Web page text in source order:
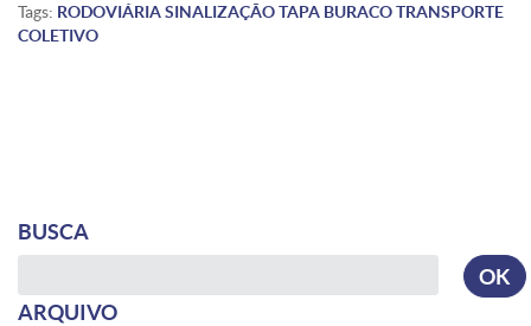
Tags: RODOVIÁRIASINALIZAÇÃOTAPA BURACOTRANSPORTE
COLETIVO
BUSCA
OK
ARQUIVO